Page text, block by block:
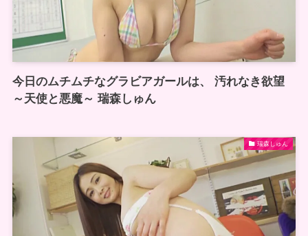
今日のムチムチなグラビアガールは、 汚れなき欲望
～天使と悪魔～ 瑞森しゅん
瑞森しゅん